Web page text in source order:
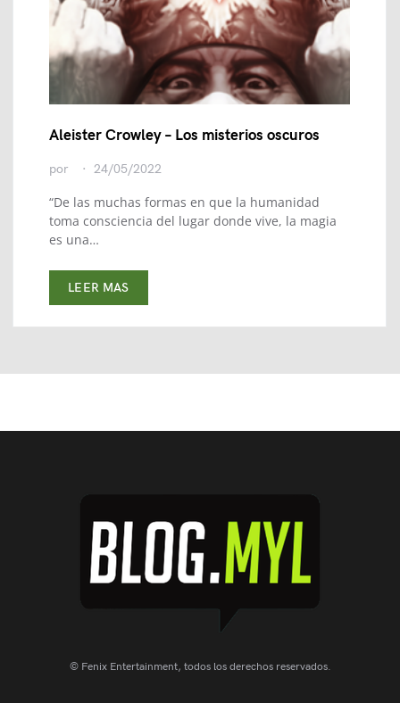
Aleister Crowley – Los misterios oscuros
por 24/05/2022
“De las muchas formas en que la humanidad
toma consciencia del lugar donde vive, la magia
es una…
LEER MAS
© Fenix Entertainment, todos los derechos reservados.